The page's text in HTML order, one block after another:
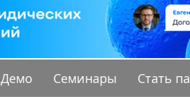
Демо Семинары Стать